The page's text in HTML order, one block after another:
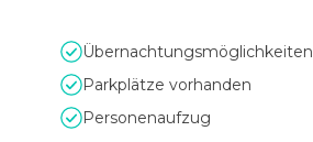
Übernachtungsmöglichkeiten
Parkplätze vorhanden
Personenaufzug